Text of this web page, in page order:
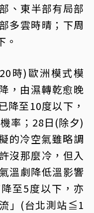
、東半部有局部
多雲時晴；下周
。
時)歐洲模式模
，由濕轉乾愈晚
降至10度以下，
率；28日(除夕)
的冷空氣雖略調
沒那麼冷，但入
溫劇降低溫影響
至5度以下，亦
」(台北測站≦1